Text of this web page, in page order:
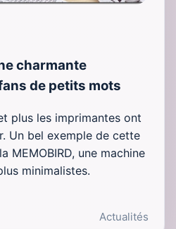
charmante
de petits mots
plus les imprimantes ont
Un bel exemple de cette
MEMOBIRD, une machine
minimalistes.
Actualités